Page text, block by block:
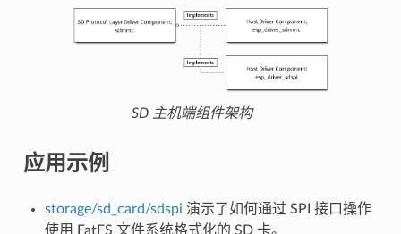
SD 主机端组件架构
应用示例
storage/sd_card/sdspi 演示了如何通过 SPI 接口操作
使用 FatFS 文件系统格式化的 SD 卡。